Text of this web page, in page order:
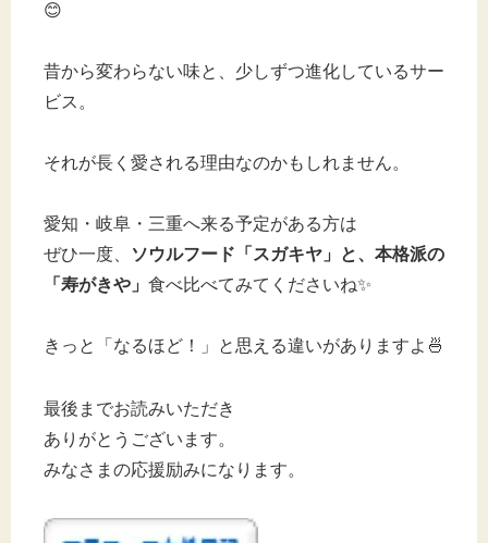
😊
昔から変わらない味と、少しずつ進化しているサー
ビス。
それが長く愛される理由なのかもしれません。
愛知・岐阜・三重へ来る予定がある方は
ぜひ一度、
ソウルフード「スガキヤ」と、本格派の
「寿がきや」 食べ比べてみてくださいね✨
きっと「なるほど！」と思える違いがありますよ🍜
最後までお読みいただき
ありがとうございます。
みなさまの応援励みになります。